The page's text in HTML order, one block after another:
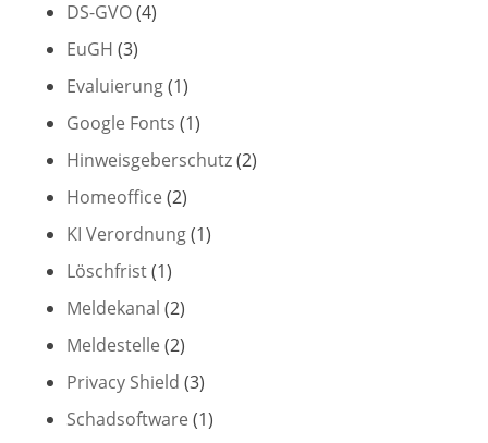
DS-GVO(4)
EuGH (3)
Evaluierung(1)
Google Fonts (1)
Hinweisgeberschutz(2)
Homeoffice (2)
KI Verordnung(1)
Löschfrist(1)
Meldekanal (2)
Meldestelle (2)
Privacy Shield (3)
Schadsoftware (1)